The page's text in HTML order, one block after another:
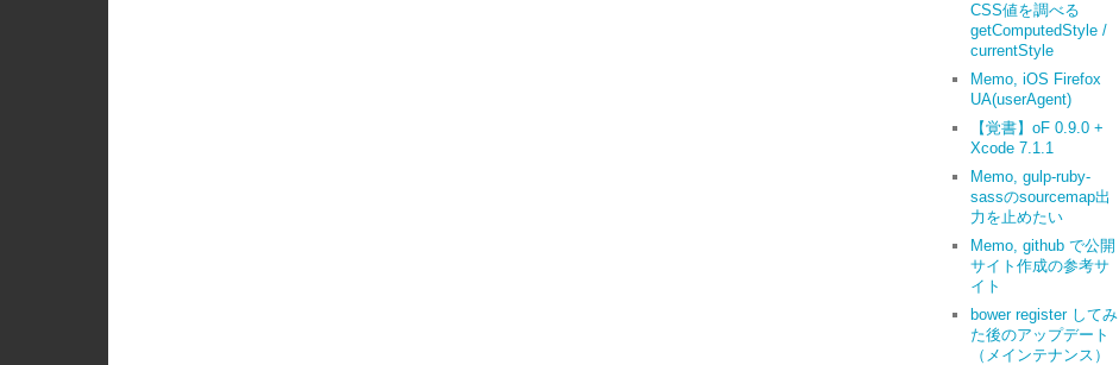
CSS値を調べる
getComputedStyle /
currentStyle
Memo, iOS Firefox
UA(userAgent)
【覚書】oF 0.9.0 +
Xcode 7.1.1
Memo, gulp-ruby-
sassのsourcemap出
力を止めたい
Memo, github で公開
サイト作成の参考サ
イト
bower register してみ
た後のアップデート
（メインテナンス）